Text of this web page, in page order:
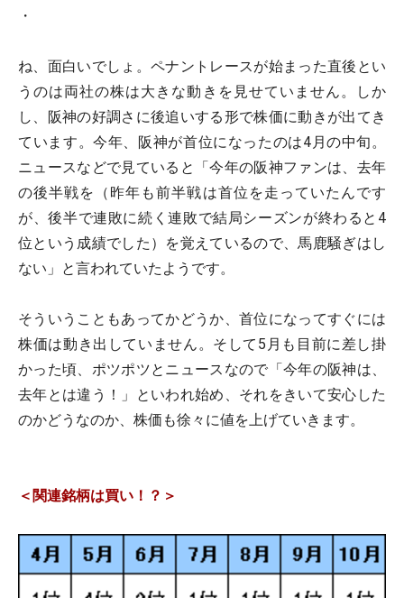
・
ね、面白いでしょ。ペナントレースが始まった直後とい
うのは両社の株は大きな動きを見せていません。しか
し、阪神の好調さに後追いする形で株価に動きが出てき
ています。今年、阪神が首位になったのは4月の中旬。
ニュースなどで見ていると「今年の阪神ファンは、去年
の後半戦を（昨年も前半戦は首位を走っていたんです
が、後半で連敗に続く連敗で結局シーズンが終わると4
位という成績でした）を覚えているので、馬鹿騒ぎはし
ない」と言われていたようです。
そういうこともあってかどうか、首位になってすぐには
株価は動き出していません。そして5月も目前に差し掛
かった頃、ポツポツとニュースなので「今年の阪神は、
去年とは違う！」といわれ始め、それをきいて安心した
のかどうなのか、株価も徐々に値を上げていきます。
＜関連銘柄は買い！？＞